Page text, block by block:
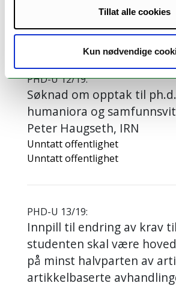
Tillat alle cookies
Kun nødvendige
Unntatt offentlighet
Unntatt offentlighet
PHD-U 12/19:
Søknad om opptak til
humaniora og
Peter Haugseth, IRN
Unntatt offentlighet
Unntatt offentlighet
PHD-U 13/19:
Innpill til endring av krav
studenten skal være
på minst halvparten av
artikkelbaserte